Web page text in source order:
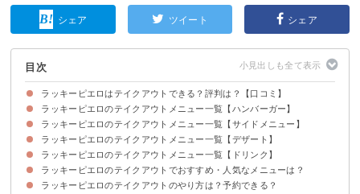
シェア ツイート シェア
目次
ラッキーピエロはテイクアウトできる？評判は？【口コミ】
ラッキーピエロはテイクアウトできる！
ラッキーピエロのテイクアウトメニュー一覧【ハンバーガー】
ラッキーピエロのテイクアウトメニュー一覧【サイドメニュー】
ラッキーピエロのテイクアウトメニュー一覧【デザート】
ラッキーピエロのテイクアウトメニュー一覧【ドリンク】
ラッキーピエロのテイクアウトでおすすめ・人気なメニューは？
ラッキーピエロのテイクアウトのやり方は？予約できる？